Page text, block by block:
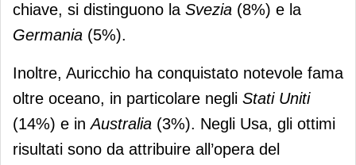
chiave, si distinguono la Svezia (8%) e la
Germania (5%).
Inoltre, Auricchio ha conquistato notevole fama
oltre oceano, in particolare negli Stati Uniti
(14%) e inAustralia (3%). Negli Usa, gli ottimi
risultati sono da attribuire all’opera del